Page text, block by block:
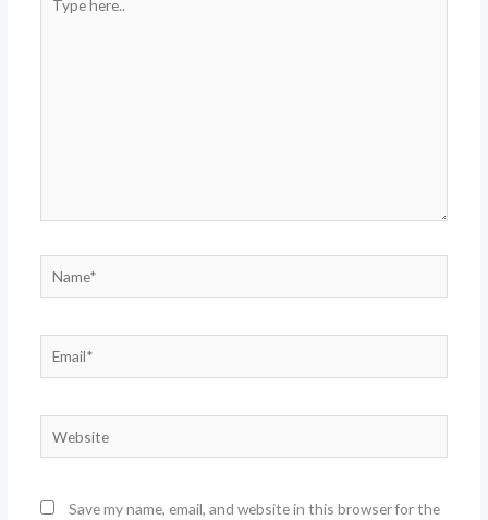
here..
Name*
Email*
Website
Save my name, email, and website in this browser for the